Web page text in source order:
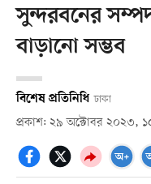
সুন্দরবনের
বাড়ানো সম্ভব
বিশেষ প্রতিনিধি ঢাকা
প্রকাশ: ২৯ অক্টোবর ২০২৩,